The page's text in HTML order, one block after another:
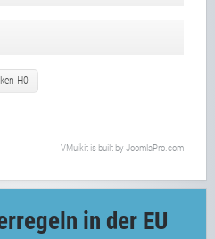
H0
VMuikit is built by JoomlaPro.com
in der EU